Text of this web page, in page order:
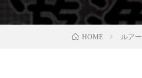
HOME ルアー